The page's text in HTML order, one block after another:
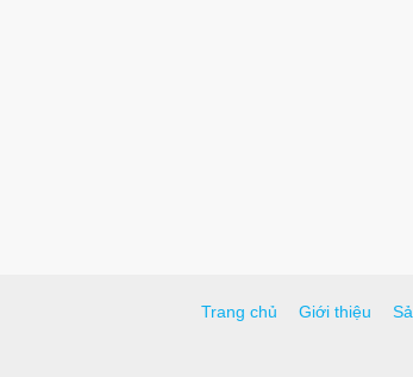
Trang chủ Giới thiệu